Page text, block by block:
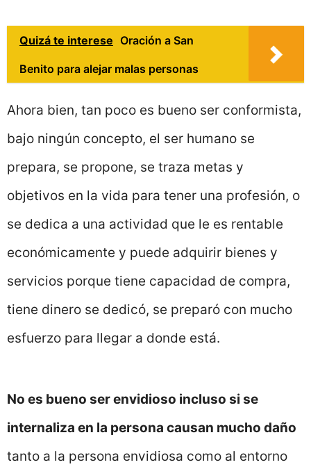
Quizá te interese Oración a San
Benito para alejar malas personas
Ahora bien, tan poco es bueno ser conformista,
bajo ningún concepto, el ser humano se
prepara, se propone, se traza metas y
objetivos en la vida para tener una profesión, o
se dedica a una actividad que le es rentable
económicamente y puede adquirir bienes y
servicios porque tiene capacidad de compra,
tiene dinero se dedicó, se preparó con mucho
esfuerzo para llegar a donde está.
No es bueno ser envidioso incluso si se
internaliza en la persona causan mucho daño
tanto a la persona envidiosa como al entorno